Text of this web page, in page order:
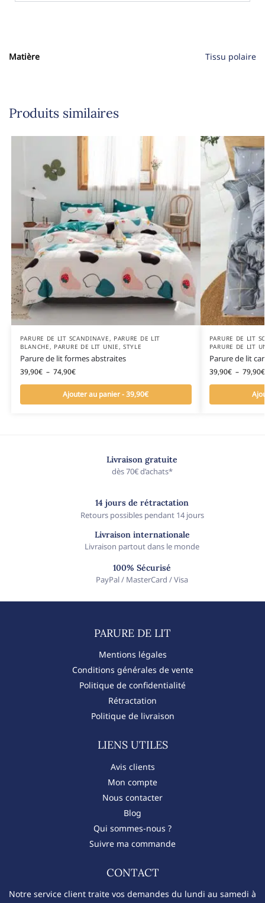
Matière Tissu polaire
Produits similaires
PARURE DE LIT SCANDINAVE , PARURE DE LIT
BLANCHE , PARURE DE LIT UNIE ,STYLE
Parure de lit formes abstraites
39,90€ – 74,90€
Ajouter au panier - 39,90€
PARURE DE LIT
PARURE DE LIT
Parure de lit
39,90€ – 79,90€
Livraison gratuite
dès 70€ d’achats*
14 jours de rétractation
Retours possibles pendant 14 jours
Livraison internationale
Livraison partout dans le monde
100% Sécurisé
PayPal / MasterCard / Visa
PARURE DE LIT​
Mentions légales
Conditions générales de vente
Politique de confidentialité
Rétractation
Politique de livraison
LIENS UTILES
Avis clients
Mon compte
Nous contacter
Blog
Qui sommes-nous ?
Suivre ma commande
CONTACT​
Notre service client traite vos demandes du lundi au samedi à